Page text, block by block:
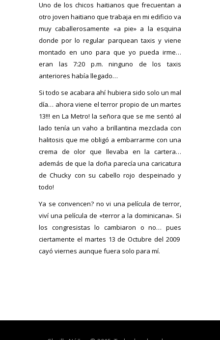
Uno de los chicos haitianos que frecuentan a
otro joven haitiano que trabaja en mi edificio va
muy caballerosamente «a pie» a la esquina
donde por lo regular parquean taxis y viene
montado en uno para que yo pueda irme…
eran las 7:20 p.m. ninguno de los taxis
anteriores había llegado…
Si todo se acabara ahí hubiera sido solo un mal
día… ahora viene el terror propio de un martes
13!!! en La Metro! la señora que se me sentó al
lado tenía un vaho a brillantina mezclada con
halitosis que me obligó a embarrarme con una
crema de olor que llevaba en la cartera…
además de que la doña parecía una caricatura
de Chucky con su cabello rojo despeinado y
todo!
Ya se convencen? no vi una película de terror,
viví una película de «terror a la dominicana». Si
los congresistas lo cambiaron o no… pues
ciertamente el martes 13 de Octubre del 2009
cayó viernes aunque fuera solo para mí.